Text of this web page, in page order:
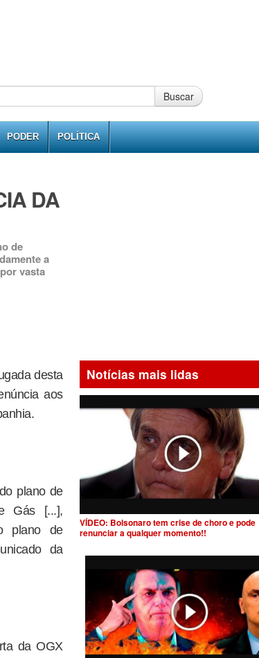
Buscar
PODER POLÍTICA
DA
de
a
vasta
desta
aos
plano de
Gás [...],
plano de
da
da OGX
Notícias mais lidas
VÍDEO: Bolsonaro tem crise de choro e pode
renunciar a qualquer momento!!